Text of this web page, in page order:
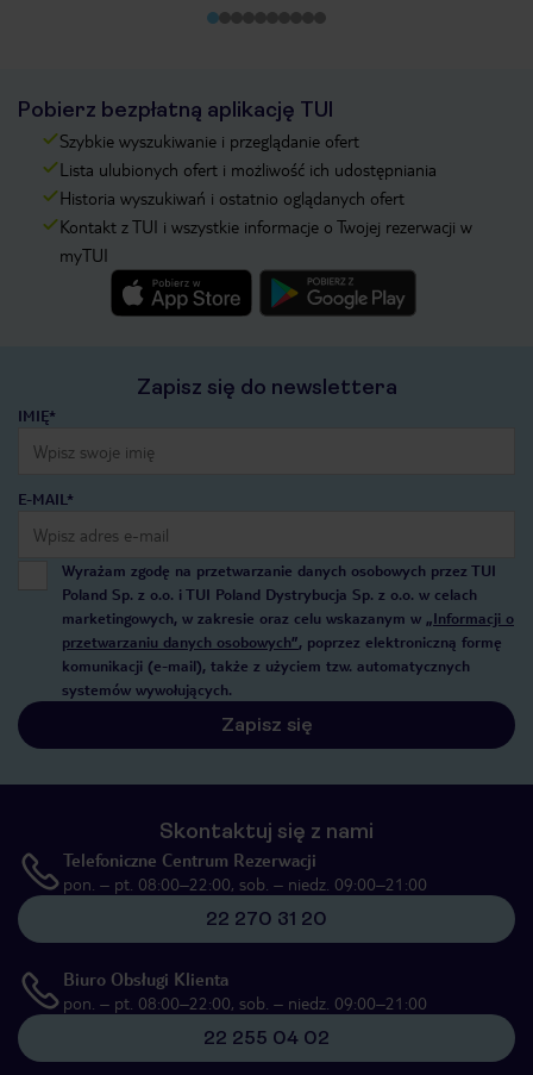
Pobierz bezpłatną aplikację TUI
Szybkie wyszukiwanie i przeglądanie ofert
Lista ulubionych ofert i możliwość ich udostępniania
Historia wyszukiwań i ostatnio oglądanych ofert
Kontakt z TUI i wszystkie informacje o Twojej rezerwacji w
myTUI
Zapisz się do newslettera
IMIĘ*
E-MAIL*
Wyrażam zgodę na przetwarzanie danych osobowych przez TUI
Poland Sp. z o.o. i TUI Poland Dystrybucja Sp. z o.o. w celach
marketingowych, w zakresie oraz celu wskazanym w „Informacji o
przetwarzaniu danych osobowych”, poprzez elektroniczną formę
komunikacji (e-mail), także z użyciem tzw. automatycznych
systemów wywołujących.
Zapisz się
Skontaktuj się z nami
Telefoniczne Centrum Rezerwacji
pon. – pt. 08:00–22:00, sob. – niedz. 09:00–21:00
22 270 31 20
Biuro Obsługi Klienta
pon. – pt. 08:00–22:00, sob. – niedz. 09:00–21:00
22 255 04 02